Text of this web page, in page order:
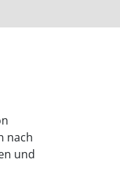
nach
und